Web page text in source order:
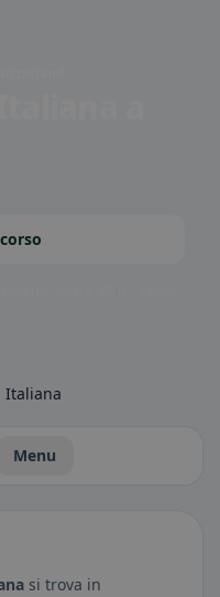
Italiana
Menu
si trova in